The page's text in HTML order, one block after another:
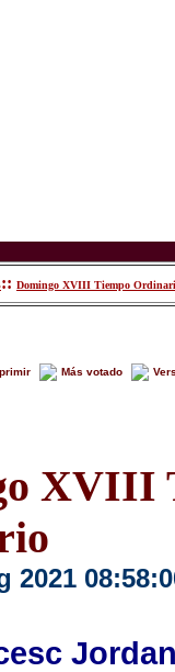
:: Domingo XVIII Tiempo
Más votado
XVIII
2021